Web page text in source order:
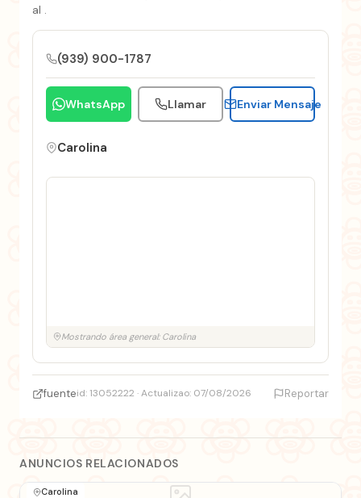
al .
(939) 900-1787
WhatsApp Llamar Enviar Mensaje
Carolina
Mostrando área general: Carolina
fuenteid: 13052222 · Actualizao: 07/08/2026 Reportar
ANUNCIOS RELACIONADOS
Carolina